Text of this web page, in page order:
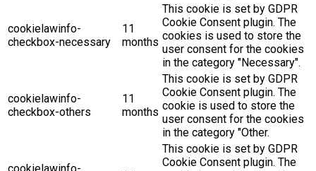
cookielawinfo-
checkbox-necessary
11
months
This cookie is set by GDPR
Cookie Consent plugin. The
cookies is used to store the
user consent for the cookies
in the category "Necessary".
cookielawinfo-
checkbox-others
11
months
This cookie is set by GDPR
Cookie Consent plugin. The
cookie is used to store the
user consent for the cookies
in the category "Other.
This cookie is set by GDPR
Cookie Consent plugin. The